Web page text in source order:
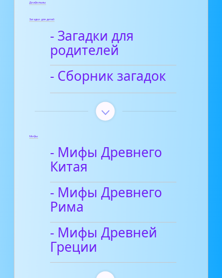
Диафильмы
Загадки для детей
- Загадки для
родителей
- Сборник загадок
Мифы
- Мифы Древнего
Китая
- Мифы Древнего
Рима
- Мифы Древней
Греции